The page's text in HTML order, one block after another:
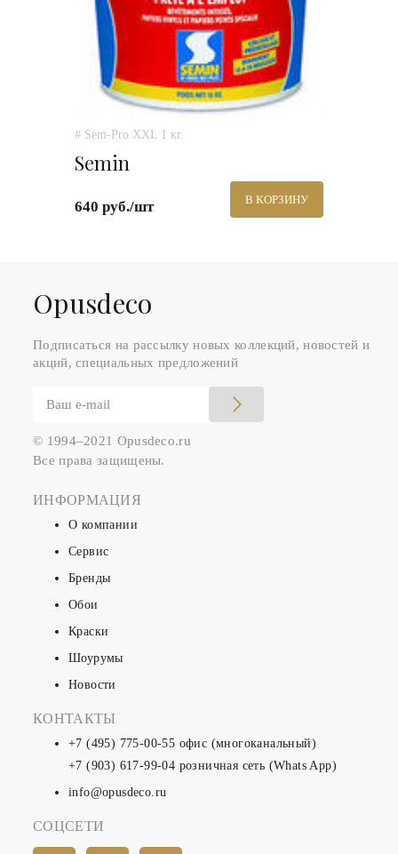
# Sem-Pro XXL 1 кг.
Semin
640 руб./шт В КОРЗИНУ
Оpusdeco
Подписаться на рассылку новых коллекций, новостей и
акций, специальных предложений
© 1994–2021 Opusdeco.ru
Все права защищены.
ИНФОРМАЦИЯ
О компании
Сервис
Бренды
Обои
Краски
Шоурумы
Новости
КОНТАКТЫ
+7 (495) 775-00-55 офис (многоканальный)
+7 (903) 617-99-04 розничная сеть (Whats App)
info@opusdeco.ru
СОЦСЕТИ